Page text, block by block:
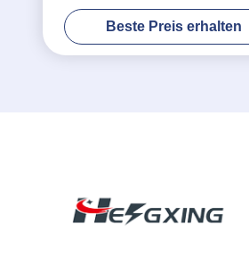
Zustimmung
Beste Preis erhalten